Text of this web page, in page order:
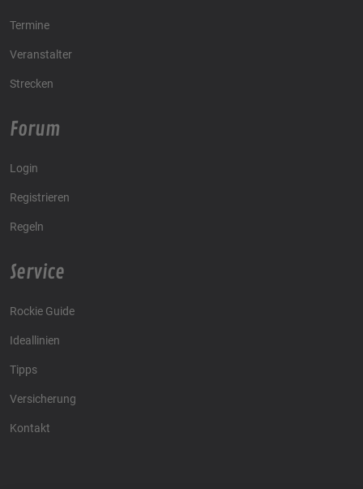
Termine
Veranstalter
Strecken
Forum
Login
Registrieren
Regeln
Service
Rockie Guide
Ideallinien
Tipps
Versicherung
Kontakt